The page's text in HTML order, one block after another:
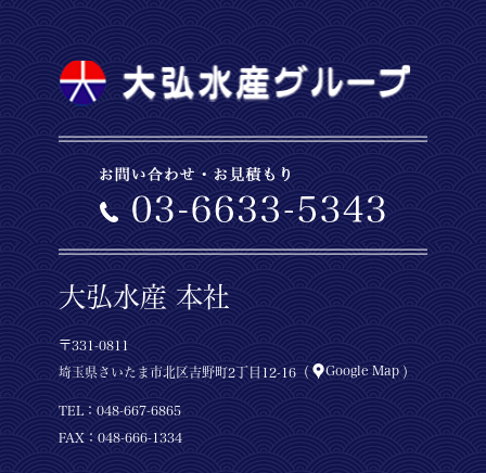
大弘水産 本社
〒331-0811
埼玉県さいたま市北区吉野町2丁目12-16（ Google Map ）
TEL： 048-667-6865
FAX：048-666-1334